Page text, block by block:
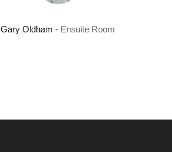
Gary Oldham - Ensuite Room